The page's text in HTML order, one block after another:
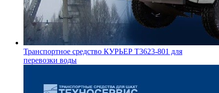
Транспортное средство КУРЬЕР Т3623-801 для
перевозки воды